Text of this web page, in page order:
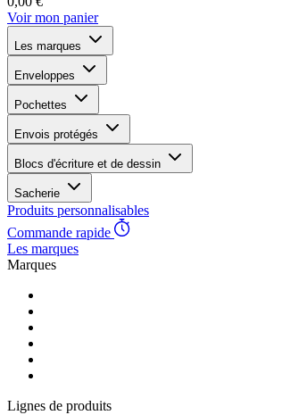
Voir mon panier
Les marques
Enveloppes
Pochettes
Envois protégés
Blocs d'écriture et de dessin
Sacherie
Produits personnalisables
Commande rapide
Les marques
Marques
Lignes de produits